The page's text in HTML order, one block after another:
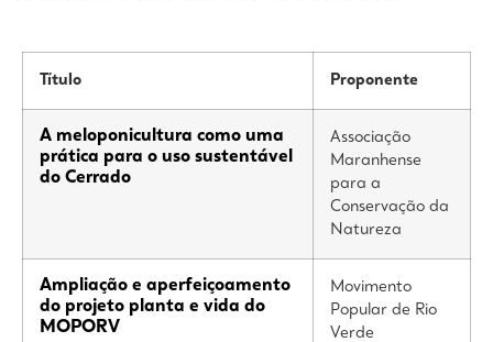
Título Proponente
A meloponicultura como uma
prática para o uso sustentável
do Cerrado
Associação
Maranhense
para a
Conservação da
Natureza
Ampliação e aperfeiçoamento
do projeto planta e vida do
MOPORV
Movimento
Popular de Rio
Verde